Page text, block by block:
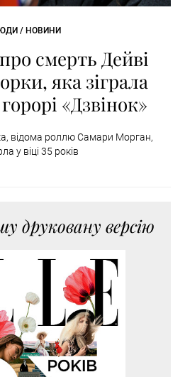
/ НОВИНИ
смерть Дейві
яка зіграла
«Дзвінок»
відома роллю Самари Морган,
у віці 35 років
друковану версію